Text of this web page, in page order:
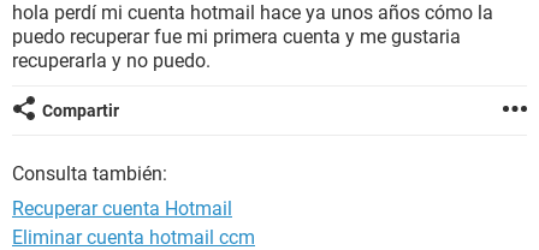
hola perdí mi cuenta hotmail hace ya unos años cómo la
puedo recuperar fue mi primera cuenta y me gustaria
recuperarla y no puedo.
Compartir
Consulta también:
Recuperar cuenta Hotmail
Eliminar cuenta hotmail ccm